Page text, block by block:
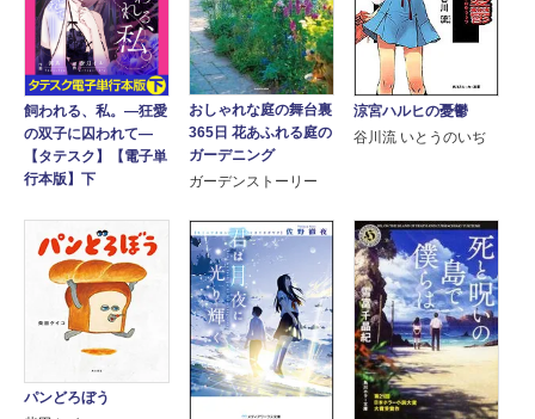
飼われる、私。―狂愛
の双子に囚われて―
【タテスク】【電子単
行本版】下
おしゃれな庭の舞台裏
365日 花あふれる庭の
ガーデニング
ガーデンストーリー
涼宮ハルヒの憂鬱
谷川流 いとうのいぢ
パンどろぼう